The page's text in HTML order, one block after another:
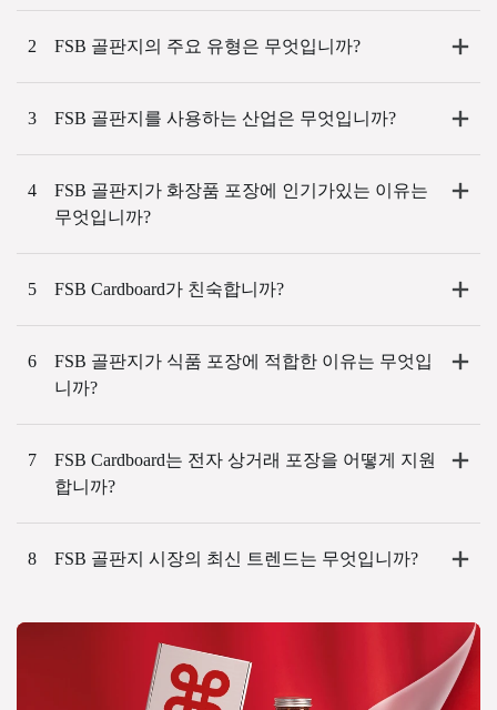
2 FSB 골판지의 주요 유형은 무엇입니까?
3 FSB 골판지를 사용하는 산업은 무엇입니까?
4
FSB 골판지가 화장품 포장에 인기가있는 이유는
무엇입니까?
5 FSB Cardboard가 친숙합니까?
6
FSB 골판지가 식품 포장에 적합한 이유는 무엇입
니까?
7
FSB Cardboard는 전자 상거래 포장을 어떻게 지원
합니까?
8 FSB 골판지 시장의 최신 트렌드는 무엇입니까?